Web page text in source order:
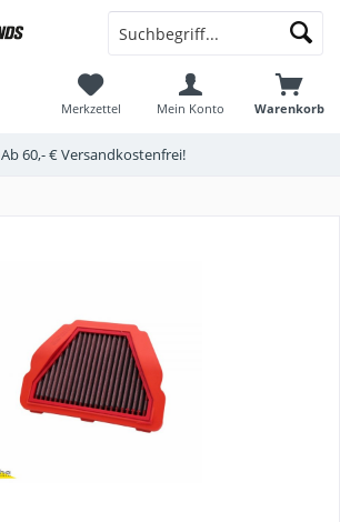
Ab 60,- € Versandkostenfrei!
Warenkorb
Merkzettel Mein Konto